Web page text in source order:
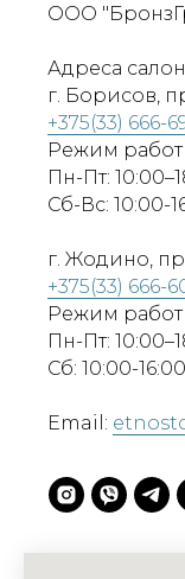
ООО
Адреса
г. Борисов,
+375(33) 666-
Режим
Пн-Пт:
Сб-Вс: 10:00-
г. Жодино,
+375(33) 666-
Режим
Пн-Пт:
Сб: 10:00-
Email: